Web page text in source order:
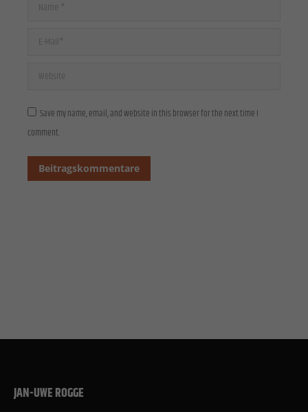
E-Mail *
Website
Save my name, email, and website in this browser for the next time I
comment.
Beitragskommentare
JAN-UWE ROGGE
manuellen Einwilligung mehr.